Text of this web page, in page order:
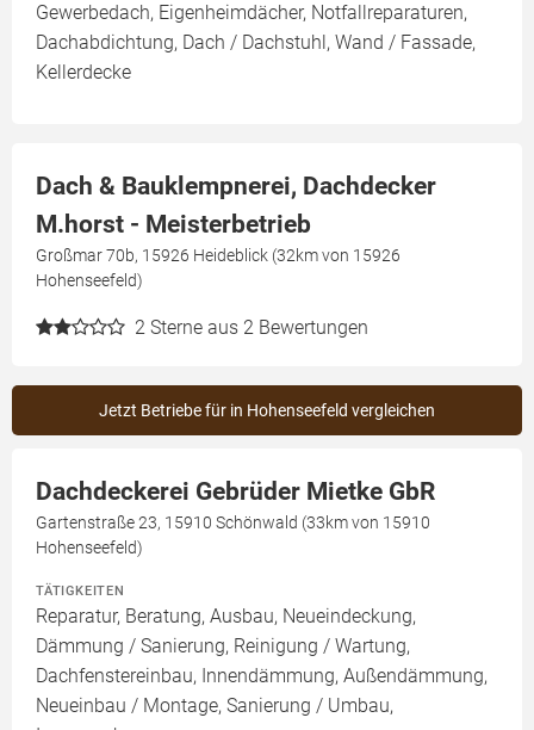
Gewerbedach, Eigenheimdächer, Notfallreparaturen,
Dachabdichtung, Dach / Dachstuhl, Wand / Fassade,
Kellerdecke
Dach & Bauklempnerei, Dachdecker
M.horst - Meisterbetrieb
Großmar 70b, 15926 Heideblick (32km von 15926
Hohenseefeld)
2 Sterne aus 2 Bewertungen
Jetzt Betriebe für in Hohenseefeld vergleichen
Dachdeckerei Gebrüder Mietke GbR
Gartenstraße 23, 15910 Schönwald (33km von 15910
Hohenseefeld)
TÄTIGKEITEN
Reparatur, Beratung, Ausbau, Neueindeckung,
Dämmung / Sanierung, Reinigung / Wartung,
Dachfenstereinbau, Innendämmung, Außendämmung,
Neueinbau / Montage, Sanierung / Umbau,